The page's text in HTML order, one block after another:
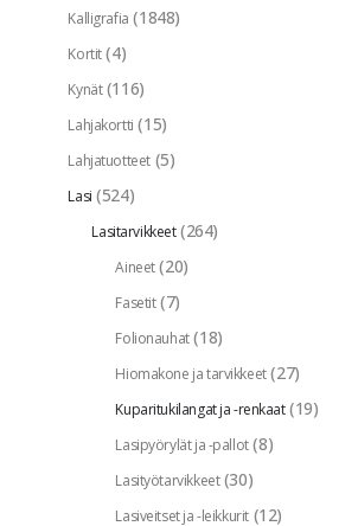
Kalligrafia (1848)
Kortit (4)
Kynät (116)
Lahjakortti (15)
Lahjatuotteet (5)
Lasi (524)
Lasitarvikkeet (264)
Aineet (20)
Fasetit (7)
Folionauhat (18)
Hiomakone ja tarvikkeet (27)
Kuparitukilangat ja -renkaat (19)
Lasipyörylät ja -pallot (8)
Lasityötarvikkeet (30)
Lasiveitset ja -leikkurit (12)